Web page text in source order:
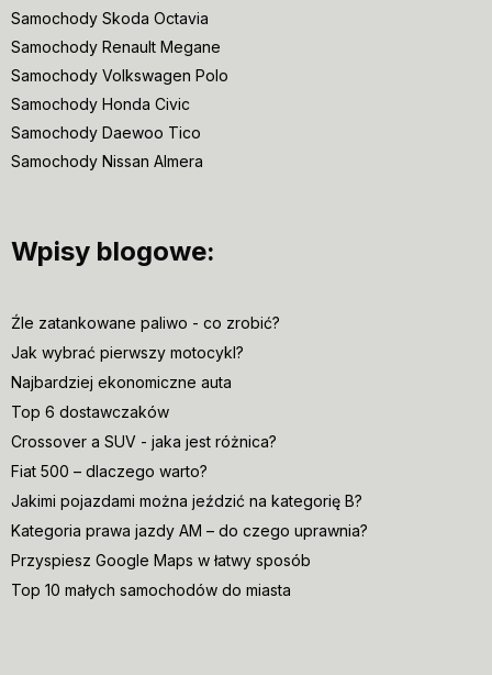
Samochody Skoda Octavia
Samochody Renault Megane
Samochody Volkswagen Polo
Samochody Honda Civic
Samochody Daewoo Tico
Samochody Nissan Almera
Wpisy blogowe:
Źle zatankowane paliwo - co zrobić?
Jak wybrać pierwszy motocykl?
Najbardziej ekonomiczne auta
Top 6 dostawczaków
Crossover a SUV - jaka jest różnica?
Fiat 500 – dlaczego warto?
Jakimi pojazdami można jeździć na kategorię B?
Kategoria prawa jazdy AM – do czego uprawnia?
Przyspiesz Google Maps w łatwy sposób
Top 10 małych samochodów do miasta